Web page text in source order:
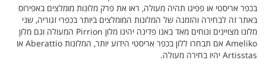
בכפר אריסטי או פפיגו תהיה מעולה, ראו את פרק מלונות מומלצים באפירוס
באתר זה לבחירה והזמנה של המלונות המומלצים ביותר בכפרי זגוריה, שני
מלונו מצויינים ונוחים מאד באנו פדינה יהינו מלון Pirrion המעולה וגם מלון
Ameliko אם תבחרו ללון בכפר אריסטי הידוע יותר, המלונות Aberattio או
Artisstas יהיו בחירה מעולה.